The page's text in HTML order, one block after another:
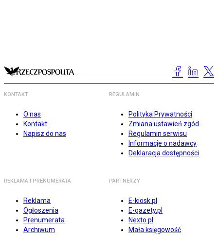
KONTAKT
O nas
Kontakt
Napisz do nas
REGULAMIN
Polityka Prywatności
Zmiana ustawień zgód
Regulamin serwisu
Informacje o nadawcy
Deklaracja dostępności
REKLAMA I PRENUMERATA
Reklama
Ogłoszenia
Prenumerata
Archiwum
PARTNERZY
E-kiosk.pl
E-gazety.pl
Nexto.pl
Mała księgowość